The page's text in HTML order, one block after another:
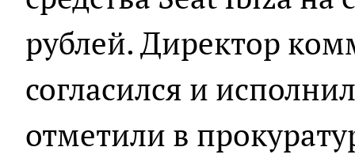
рублей. Директор
согласился и
отметили в